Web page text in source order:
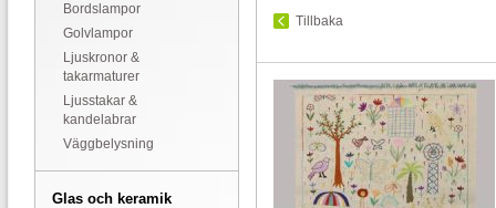
Bordslampor
Golvlampor
Ljuskronor &
takarmaturer
Ljusstakar &
kandelabrar
Väggbelysning
Glas och keramik
Tillbaka